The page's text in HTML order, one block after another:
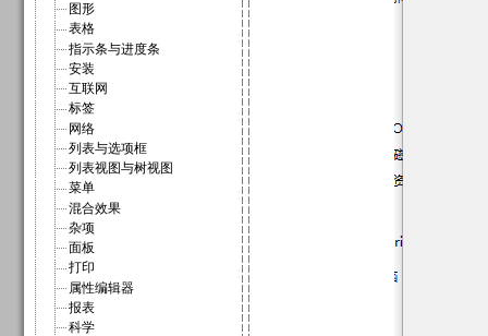
图形
表格
指示条与进度条
安装
互联网
标签
网络
列表与选项框
列表视图与树视图
菜单
混合效果
杂项
面板
打印
属性编辑器
报表
科学